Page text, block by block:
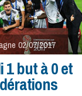
02/07/2017
1 but à 0 et